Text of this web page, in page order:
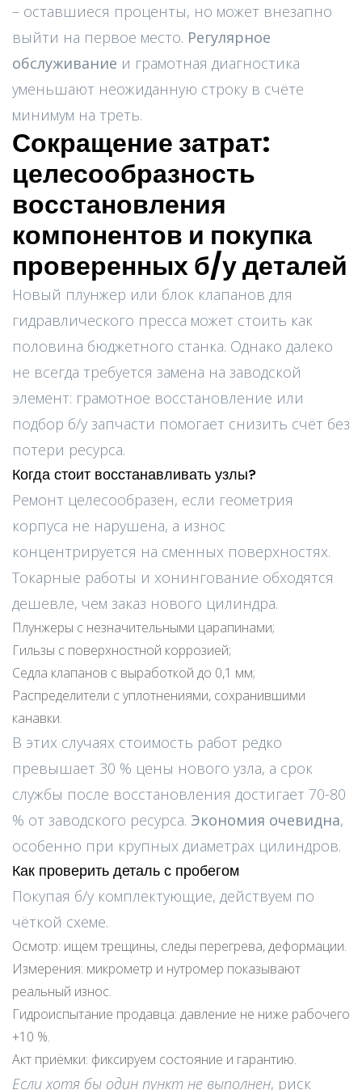
– оставшиеся проценты, но может внезапно
выйти на первое место. Регулярное
обслуживание и грамотная диагностика
уменьшают неожиданную строку в счёте
минимум на треть.
Сокращение затрат:
целесообразность
восстановления
компонентов и покупка
проверенных б/у деталей
Новый плунжер или блок клапанов для
гидравлического пресса может стоить как
половина бюджетного станка. Однако далеко
не всегда требуется замена на заводской
элемент: грамотное восстановление или
подбор б/у запчасти помогает снизить счёт без
потери ресурса.
Когда стоит восстанавливать узлы?
Ремонт целесообразен, если геометрия
корпуса не нарушена, а износ
концентрируется на сменных поверхностях.
Токарные работы и хонингование обходятся
дешевле, чем заказ нового цилиндра.
Плунжеры с незначительными царапинами;
Гильзы с поверхностной коррозией;
Седла клапанов с выработкой до 0,1 мм;
Распределители с уплотнениями, сохранившими
канавки.
В этих случаях стоимость работ редко
превышает 30 % цены нового узла, а срок
службы после восстановления достигает 70-80
% от заводского ресурса. Экономия очевидна,
особенно при крупных диаметрах цилиндров.
Как проверить деталь с пробегом
Покупая б/у комплектующие, действуем по
чёткой схеме.
Осмотр: ищем трещины, следы перегрева, деформации.
Измерения: микрометр и нутромер показывают
реальный износ.
Гидроиспытание продавца: давление не ниже рабочего
+10 %.
Акт приёмки: фиксируем состояние и гарантию.
Если хотя бы один пункт не выполнен, риск